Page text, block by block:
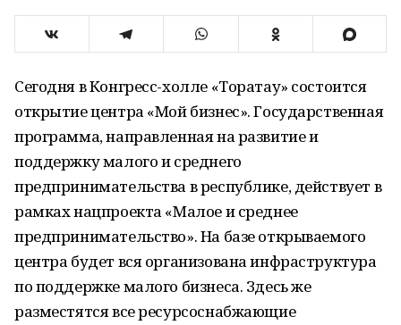
Сегодня в Конгресс-холле «Торатау» состоится
открытие центра «Мой бизнес». Государственная
программа, направленная на развитие и
поддержку малого и среднего
предпринимательства в республике, действует в
рамках нацпроекта «Малое и среднее
предпринимательство». На базе открываемого
центра будет вся организована инфраструктура
по поддержке малого бизнеса. Здесь же
разместятся все ресурсоснабжающие